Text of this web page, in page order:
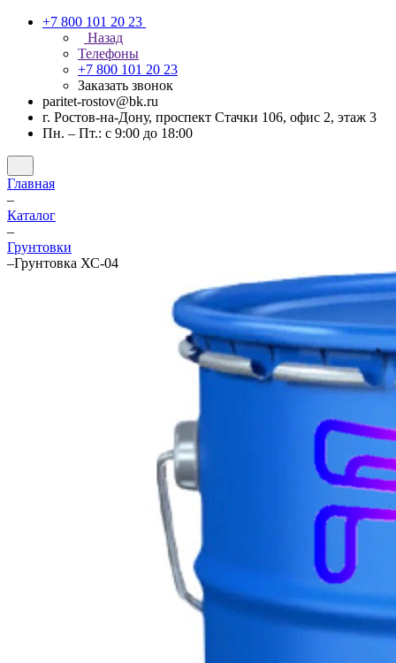
+7 800 101 20 23
Назад
Телефоны
+7 800 101 20 23
Заказать звонок
paritet-rostov@bk.ru
г. Ростов-на-Дону, проспект ​Стачки 106, ​офис 2, этаж 3
Пн. – Пт.: с 9:00 до 18:00
Главная
–
Каталог
–
Грунтовки
–Грунтовка ХС-04